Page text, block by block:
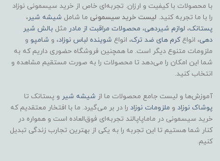
با محصولات با کیفیت و ارزان. تجربه‌ای خاص از خرید سیسمونی نوزاد
را با ما تجربه کنید. لیست خرید سیسمونی ما شامل شیشه شیر ،
پستانک، لوازم شیردهی، محصولات مراقبت از مادر مثل بالش شیر
دهی، انواعکرم های ضد ترک، انواع شوینده لباس نوزاد، و شامپو و
ملزومات متنوع دیگر است. ما همچنین فروشگاه حضوری داریم که به
شما این امکان را می‌دهد تا محصولات را به صورت مستقیم مشاهده و
انتخاب کنید.
آموزش‌ها و لیست جامع محصولات ما از شیشه شیر و پستانک تا
پوشاک نوزاد و ملزومات نوزاد را در بر می‌گیرد. ما با افتخار معتقدیم که
خرید سیسمونی در ماماپاپالند تجربه‌ای فوق‌العاده است و همواره در
کنار شما هستیم تا این تجربه را به یکی از بهترین تجارب زندگی تبدیل
کنیم.